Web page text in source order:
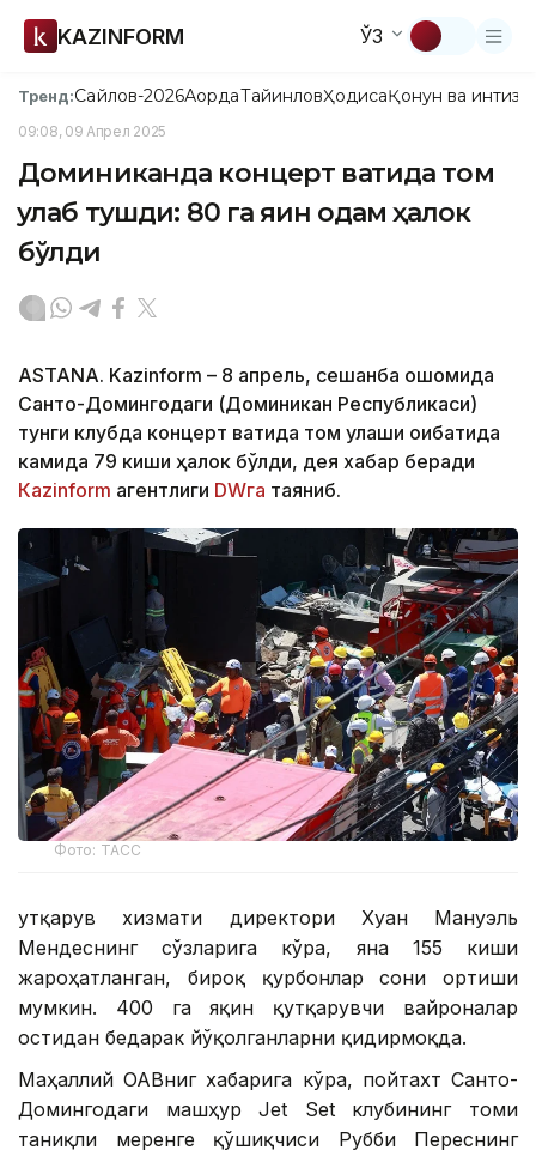
KAZINFORM ЎЗ
Тренд:Сайлов-2026АқордаТайинловҲодисаҚонун ва
09:08, 09 Апрел 2025
Доминиканда концерт вақтида том
қулаб тушди: 80 га яқин одам ҳалок
бўлди
ASTANA. Kazinform – 8 апрель, сешанба оқшомида
Санто-Домингодаги (Доминикан Республикаси)
тунги клубда концерт вақтида том қулаши оқибатида
камида 79 киши ҳалок бўлди, дея хабар беради
Кazinform агентлиги DWга таяниб.
Фото: ТАСС
Қутқарув хизмати директори Хуан Мануэль
Мендеснинг сўзларига кўра, яна 155 киши
жароҳатланган, бироқ қурбонлар сони ортиши
мумкин. 400 га яқин қутқарувчи вайроналар
остидан бедарак йўқолганларни қидирмоқда.
Маҳаллий ОАВниг хабарига кўра, пойтахт Санто-
Домингодаги машҳур Jet Set клубининг томи
таниқли меренге қўшиқчиси Рубби Переснинг